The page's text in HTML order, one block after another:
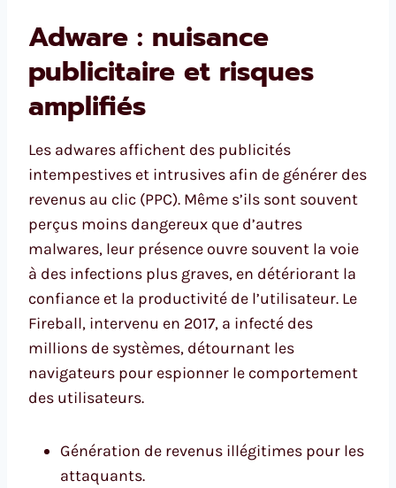
Adware : nuisance
publicitaire et risques
amplifiés
Les adwares affichent des publicités
intempestives et intrusives afin de générer des
revenus au clic (PPC). Même s’ils sont souvent
perçus moins dangereux que d’autres
malwares, leur présence ouvre souvent la voie
à des infections plus graves, en détériorant la
confiance et la productivité de l’utilisateur. Le
Fireball, intervenu en 2017, a infecté des
millions de systèmes, détournant les
navigateurs pour espionner le comportement
des utilisateurs.
Génération de revenus illégitimes pour les
attaquants.